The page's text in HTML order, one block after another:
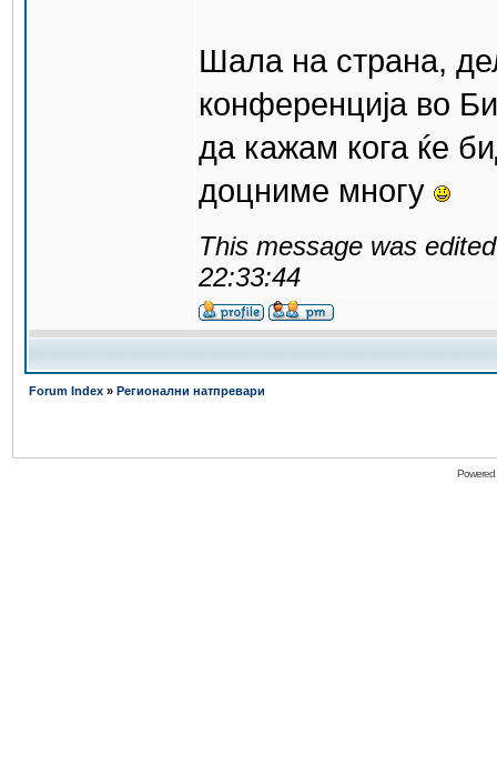
Шала на страна,
конференција во
да кажам кога ќе
доцниме многу
This message was
22:33:44
Forum Index » Регионални натпревари